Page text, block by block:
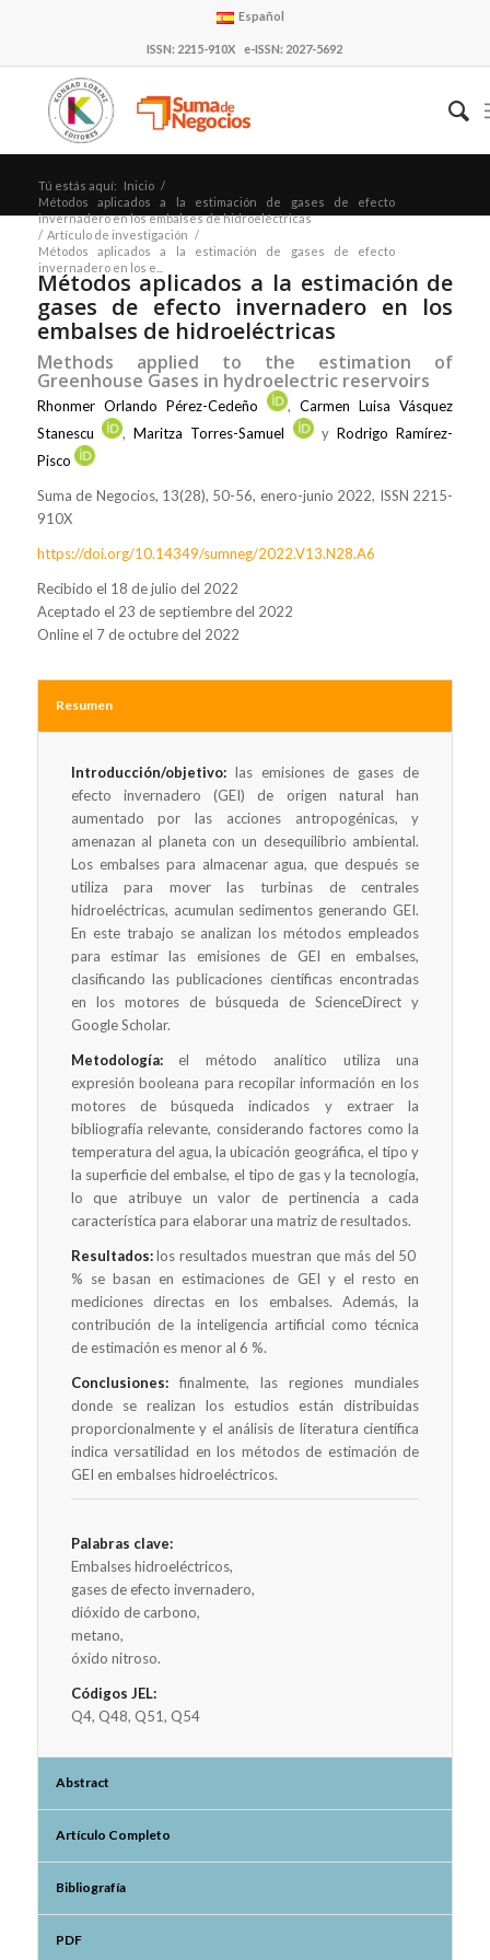
Español
ISSN: 2215-910X e-ISSN: 2027-5692
Tú estás aquí: Inicio /
Métodos aplicados a la estimación de gases de efecto
invernadero en los embalses de hidroeléctricas
/ Artículo de investigación /
Métodos aplicados a la estimación de gases de efecto
invernadero en los e...
Métodos aplicados a la estimación de
gases de efecto invernadero en los
embalses de hidroeléctricas
Methods applied to the estimation of
Greenhouse Gases in hydroelectric reservoirs
Rhonmer Orlando Pérez-Cedeño ,Carmen Luisa Vásquez
Stanescu
,Maritza Torres-Samuel yRodrigo Ramírez-
Pisco
Suma de Negocios, 13(28), 50-56, enero-junio 2022, ISSN 2215-
910X
https://doi.org/10.14349/sumneg/2022.V13.N28.A6
Recibido el 18 de julio del 2022
Aceptado el 23 de septiembre del 2022
Online el 7 de octubre del 2022
Resumen
Introducción/objetivo:las emisiones de gases de
efecto invernadero (GEI) de origen natural han
aumentado por las acciones antropogénicas, y
amenazan al planeta con un desequilibrio ambiental.
Los embalses para almacenar agua, que después se
utiliza para mover las turbinas de centrales
hidroeléctricas, acumulan sedimentos generando GEI.
En este trabajo se analizan los métodos empleados
para estimar las emisiones de GEI en embalses,
clasificando las publicaciones científicas encontradas
en los motores de búsqueda de ScienceDirect y
Google Scholar.
Metodología:el método analítico utiliza una
expresión booleana para recopilar información en los
motores de búsqueda indicados y extraer la
bibliografía relevante, considerando factores como la
temperatura del agua, la ubicación geográfica, el tipo y
la superficie del embalse, el tipo de gas y la tecnología,
lo que atribuye un valor de pertinencia a cada
característica para elaborar una matriz de resultados.
Resultados:los resultados muestran que más del 50
% se basan en estimaciones de GEI y el resto en
mediciones directas en los embalses. Además, la
contribución de la inteligencia artificial como técnica
de estimación es menor al 6 %.
Conclusiones:finalmente, las regiones mundiales
donde se realizan los estudios están distribuidas
proporcionalmente y el análisis de literatura científica
indica versatilidad en los métodos de estimación de
GEI en embalses hidroeléctricos.
Palabras clave:
Embalses hidroeléctricos,
gases de efecto invernadero,
dióxido de carbono,
metano,
óxido nitroso.
Códigos JEL:
Q4, Q48, Q51, Q54
Abstract
Artículo Completo
Bibliografía
PDF